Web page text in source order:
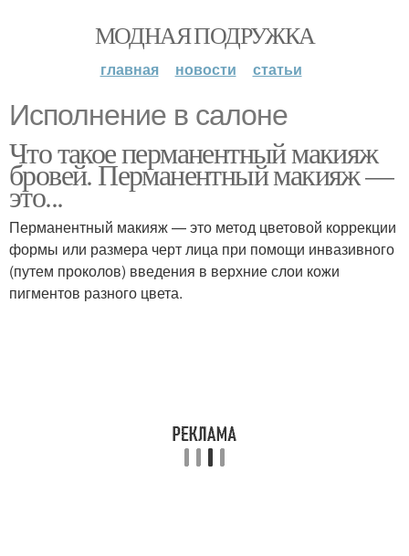
МОДНАЯ ПОДРУЖКА
главная новости статьи
Исполнение в салоне
Что такое перманентный макияж
бровей. Перманентный макияж —
это...
Перманентный макияж — это метод цветовой коррекции
формы или размера черт лица при помощи инвазивного
(путем проколов) введения в верхние слои кожи
пигментов разного цвета.